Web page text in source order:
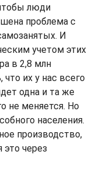
люди
проблема с
И
учетом этих
в 2,8 млн
что их у нас всего
одна и та же
не меняется. Но
населения.
производство,
это через